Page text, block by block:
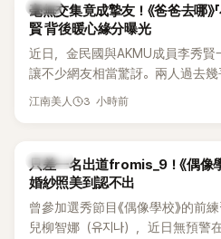
韓星
毫無交集竟成摯友！《爸爸去哪》
賢 背後暖心緣分曝光
近日，金民國與AKMU成員李秀
讓不少網友相當驚訝。兩人過去
起踏上瑞士之旅，也讓粉絲紛紛好
江南美人 3 小時前
K-POP
只差一名出道fromis_9！《偶像
婚紗照美到認不出
曾參加選秀節目《偶像學校》的前
兒柳智娜（유지나），近日無預